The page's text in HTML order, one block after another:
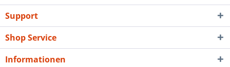
Support
Shop Service
Informationen